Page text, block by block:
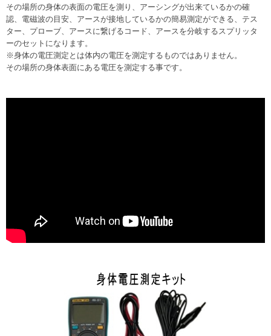
その場所の身体の表面の電圧を測り、アーシングが出来ているかの確
認、電磁波の目安、アースが接地しているかの簡易測定ができる、テス
ター、プローブ、アースに繋げるコード、アースを分岐するスプリッタ
ーのセットになります。
※身体の電圧測定とは体内の電圧を測定するものではありません。
その場所の身体表面にある電圧を測定する事です。